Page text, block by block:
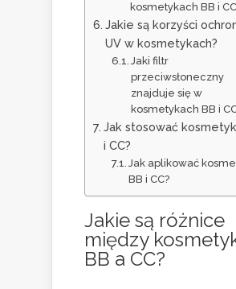
kosmetykach BB i
Jakie są korzyści
UV w kosmetykach?
Jaki filtr
przeciwsłoneczny
znajduje się w
kosmetykach BB i
Jak stosować
i CC?
Jak aplikować
BB i CC?
Jakie są różnice
między
BB a CC?